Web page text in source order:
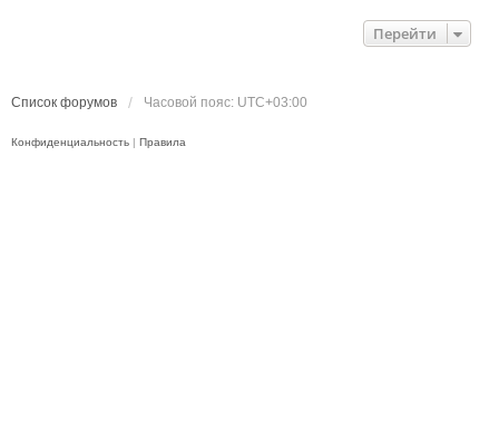
Перейти
Список форумов Часовой пояс: UTC+03:00
Конфиденциальность | Правила